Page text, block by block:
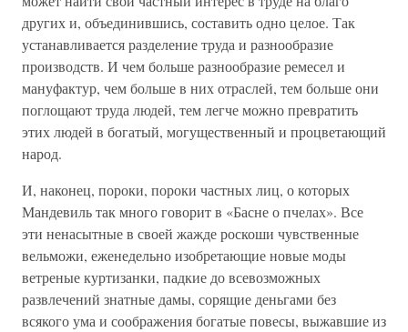
других и, объединившись, составить одно целое. Так
устанавливается разделение труда и разнообразие
производств. И чем больше разнообразие ремесел и
мануфактур, чем больше в них отраслей, тем больше они
поглощают труда людей, тем легче можно превратить
этих людей в богатый, могущественный и процветающий
народ.
И, наконец, пороки, пороки частных лиц, о которых
Мандевиль так много говорит в «Басне о пчелах». Все
эти ненасытные в своей жажде роскоши чувственные
вельможи, еженедельно изобретающие новые моды
ветреные куртизанки, падкие до всевозможных
развлечений знатные дамы, сорящие деньгами без
всякого ума и соображения богатые повесы, выжавшие из